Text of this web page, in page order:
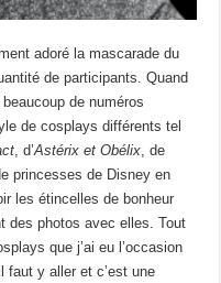
adoré la mascarade du
departicipants. Quand
beaucoup denuméros
de cosplays différents tel
, d’Astérix et Obélix, de
princesses de Disney en
les étincelles de bonheur
des photos avec elles. Tout
que j’ai eu l’occasion
faut y aller et c’est une